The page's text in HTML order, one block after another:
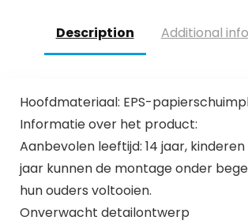
Description Additional
Hoofdmateriaal: EPS-
Informatie over het product:
Aanbevolen leeftijd: 14 jaar,
jaar kunnen de montage onder
hun ouders voltooien.
Onverwacht detailontwerp